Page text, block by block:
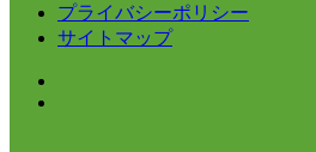
プライバシーポリシー
サイトマップ